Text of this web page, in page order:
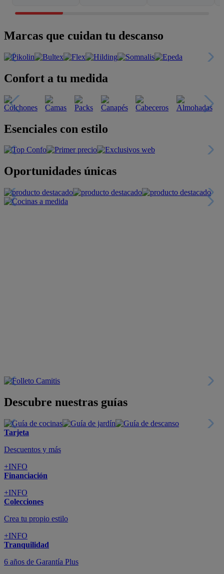
Marcas que cuidan tu descanso
Confort a tu medida
Esenciales con estilo
Oportunidades únicas
Descubre nuestras guías
Tarjeta
Descuentos y más
+INFO
Financiación
+INFO
Colecciones
Crea tu propio estilo
+INFO
Tranquilidad
6 años de Garantía Plus